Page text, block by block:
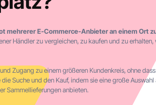
mehrerer E-Commerce-Anbieter an einem Ort
Händler zu vergleichen, zu kaufen und zu
Zugang zu einem größeren Kundenkreis, ohne
Suche und den Kauf, indem sie eine große
Sammellieferungen anbieten.